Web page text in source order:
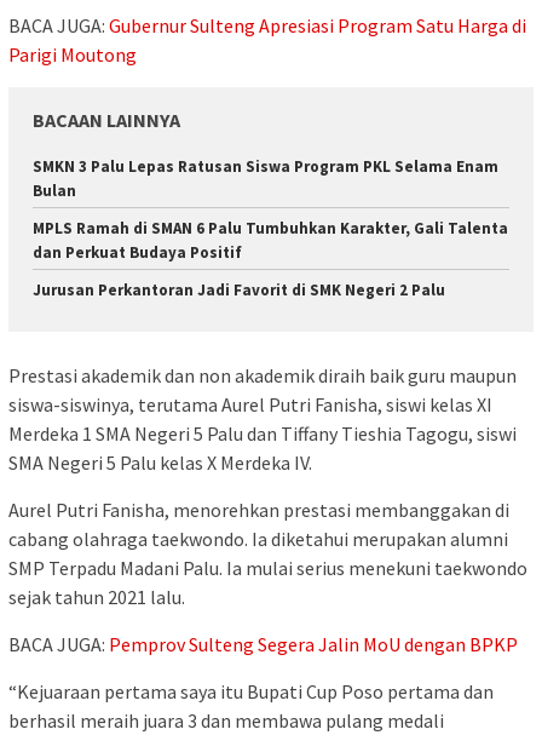
BACA JUGA: Gubernur Sulteng Apresiasi Program Satu Harga di
Parigi Moutong
BACAAN LAINNYA
SMKN 3 Palu Lepas Ratusan Siswa Program PKL Selama Enam
Bulan
MPLS Ramah di SMAN 6 Palu Tumbuhkan Karakter, Gali Talenta
dan Perkuat Budaya Positif
Jurusan Perkantoran Jadi Favorit di SMK Negeri 2 Palu
Prestasi akademik dan non akademik diraih baik guru maupun
siswa-siswinya, terutama Aurel Putri Fanisha, siswi kelas XI
Merdeka 1 SMA Negeri 5 Palu dan Tiffany Tieshia Tagogu, siswi
SMA Negeri 5 Palu kelas X Merdeka IV.
Aurel Putri Fanisha, menorehkan prestasi membanggakan di
cabang olahraga taekwondo. Ia diketahui merupakan alumni
SMP Terpadu Madani Palu. Ia mulai serius menekuni taekwondo
sejak tahun 2021 lalu.
BACA JUGA: Pemprov Sulteng Segera Jalin MoU dengan BPKP
“Kejuaraan pertama saya itu Bupati Cup Poso pertama dan
berhasil meraih juara 3 dan membawa pulang medali